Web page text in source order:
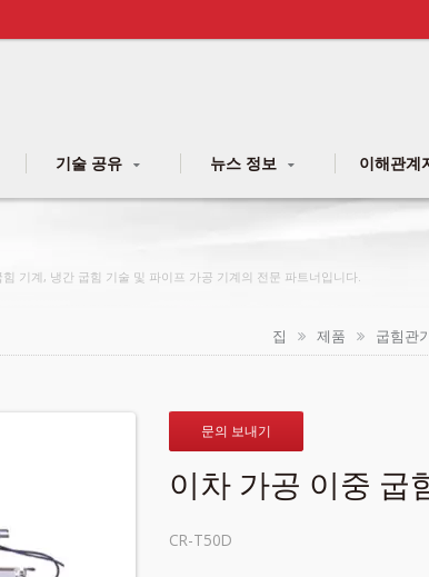
기술 공유 뉴스 정보 이해관계
기계, 냉간 굽힘 기술 및 파이프 가공 기계의 전문 파트너입니다.
집 제품 굽힘관
문의 보내기
이차 가공 이중 굽
CR-T50D